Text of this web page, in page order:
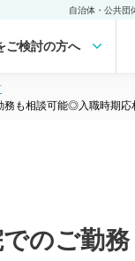
自治体・公共団
ご検討の方へ
も相談可能◎入職時期応
でのご勤